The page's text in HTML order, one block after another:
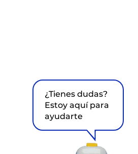
¿Tienes dudas?
Estoy aquí para
ayudarte